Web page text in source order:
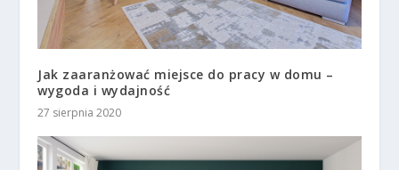
Jak zaaranżować miejsce do pracy w domu –
wygoda i wydajność
27 sierpnia 2020